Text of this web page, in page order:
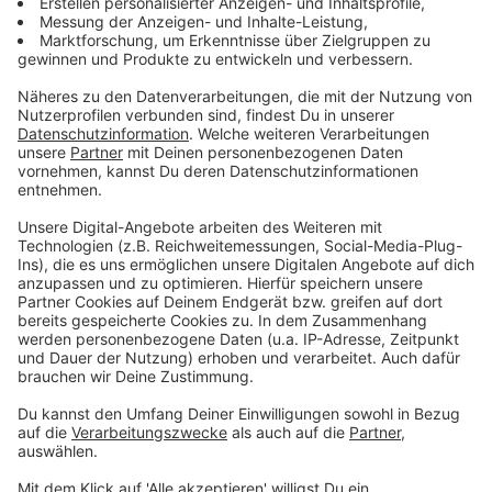
Anzeige
"Joe Biden ist ein überzeugter Transatlantiker
und hat in diesen krisenhaften Jahren und
angesichts der Aggression Wladimir Putins fest
an der Seite Europas gestanden. Dass er seine
Kandidatur aufgibt, ist klug, auch wenn es ihm
natürlich schwer fallen muss."
Das schreibt dieDüsseldorfer
Bundestagsabgeordnete der FDP - Marie-Agnes
Strack-Zimmermann -auf AD-Anfrage zu dem
Rückzug Bidens im US-Wahlkampf. Jetzt gehe es
darum, dass die Demokraten den geeigneten